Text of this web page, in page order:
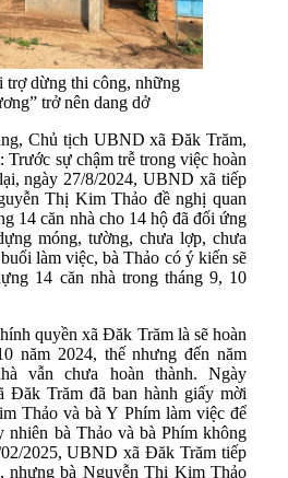
trợ dừng thi công, những
trở nên dang dở
Chủ tịch UBND xã Đăk Trăm,
sự chậm trễ trong việc hoàn
ngày 27/8/2024, UBND xã tiếp
Thị Kim Thảo đề nghị quan
14 căn nhà cho 14 hộ đã đối ứng
móng, tường, chưa lợp, chưa
làm việc, bà Thảo có ý kiến sẽ
14 căn nhà trong tháng 9, 10
quyền xã Đăk Trăm là sẽ hoàn
năm 2024, thế nhưng đến năm
vẫn chưa hoàn thành. Ngày
Đăk Trăm đã ban hành giấy mời
Thảo và bà Y Phím làm việc để
nhiên bà Thảo và bà Phím không
2025, UBND xã Đăk Trăm tiếp
nhưng bà Nguyễn Thị Kim Thảo